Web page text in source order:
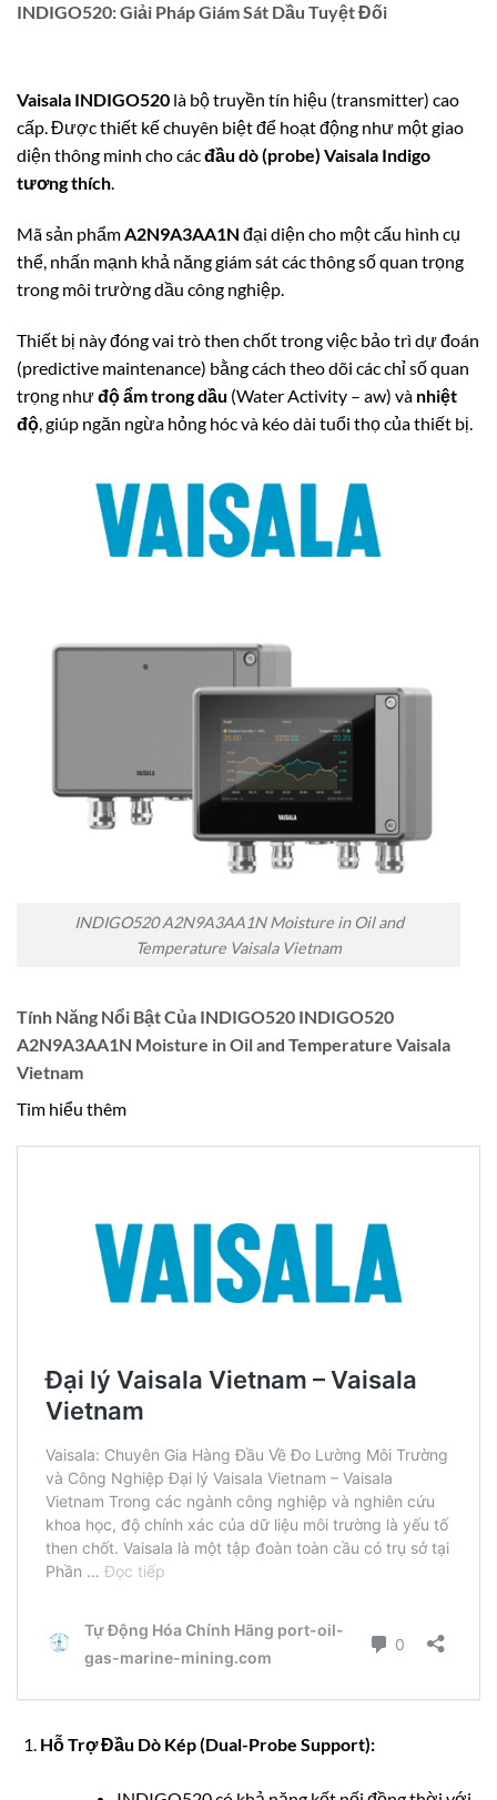
INDIGO520: Giải Pháp Giám Sát Dầu Tuyệt Đối
Vaisala INDIGO520 là bộ truyền tín hiệu (transmitter) cao
cấp. Được thiết kế chuyên biệt để hoạt động như một giao
diện thông minh cho cácđầu dò (probe) Vaisala Indigo
tương thích.
Mã sản phẩm A2N9A3AA1N đại diện cho một cấu hình cụ
thể, nhấn mạnh khả năng giám sát các thông số quan trọng
trong môi trường dầu công nghiệp.
Thiết bị này đóng vai trò then chốt trong việc bảo trì dự đoán
(predictive maintenance) bằng cách theo dõi các chỉ số quan
trọng nhưđộ ẩm trong dầu (Water Activity – aw) và nhiệt
độ , giúp ngăn ngừa hỏng hóc và kéo dài tuổi thọ của thiết bị.
INDIGO520 A2N9A3AA1N Moisture in Oil and
Temperature Vaisala Vietnam
Tính Năng Nổi Bật Của INDIGO520 INDIGO520
A2N9A3AA1N Moisture in Oil and Temperature Vaisala
Vietnam
Tim hiểu thêm
Hỗ Trợ Đầu Dò Kép (Dual-Probe Support):